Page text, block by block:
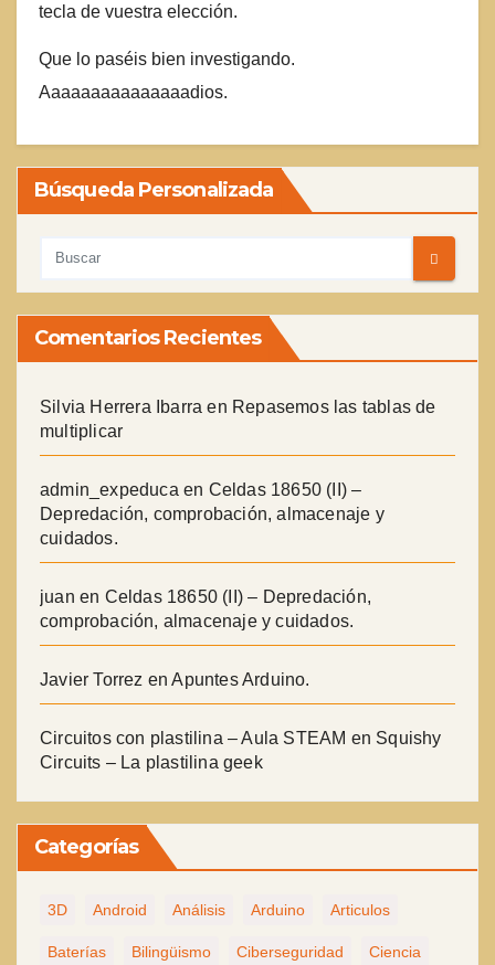
tecla de vuestra elección.
Que lo paséis bien investigando.
Aaaaaaaaaaaaaaadios.
Búsqueda Personalizada
Comentarios Recientes
Silvia Herrera Ibarra en Repasemos las tablas de
multiplicar
admin_expeduca en Celdas 18650 (II) –
Depredación, comprobación, almacenaje y
cuidados.
juan en Celdas 18650 (II) – Depredación,
comprobación, almacenaje y cuidados.
Javier Torrez enApuntes Arduino.
Circuitos con plastilina – Aula STEAM en Squishy
Circuits – La plastilina geek
Categorías
3D Android Análisis Arduino Articulos
Baterías Bilingüismo Ciberseguridad Ciencia